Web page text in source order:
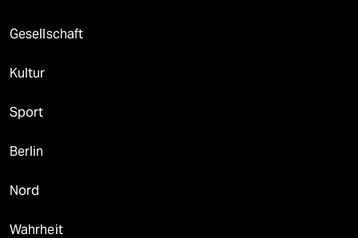
Gesellschaft
Kultur
Sport
Berlin
Nord
Wahrheit